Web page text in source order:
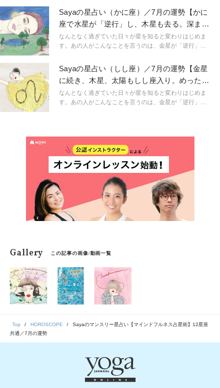
い。こんなにも気持ちが盛り上がるのは満月だからと言
うように。星という眼鏡をもつことで、小さなささやき
や予兆にも気づき始め、「今、ここ」に集中できるよう
に。マインドフルに生きられるようになるのです。
「今、ここ」を生きるためのマインドフルネスな占星術
Sayaの星占い（かに座）／7月の運勢【かに
座で水星が「逆行」し、木星も去る。深まる
迷いは新月でリセット】
なんとなく過ぎていた日々が星を知ると変わりはじめま
す。あの人がこんなことを言うのは、金星が「逆行」し
い。こんなにも気持ちが盛り上がるのは満月だからと言
うように。星という眼鏡をもつことで、小さなささやき
や予兆にも気づき始め、「今、ここ」に集中できるよう
に。マインドフルに生きられるようになるのです。
「今、ここ」を生きるためのマインドフルネスな占星術
Sayaの星占い（しし座）／7月の運勢【金星
に続き、木星、太陽もしし座入り。めったに
ない主役シーズン！】
なんとなく過ぎていた日々が星を知ると変わりはじめま
す。あの人がこんなことを言うのは、金星が「逆行」し
に。マインドフルに生きられるようになるのです。
「今、ここ」を生きるためのマインドフルネスな占星術
です。
Gallery この記事の画像/動画一覧
Top HOROSCOPE
Sayaのマンスリー星占い【マインドフルネス占星術】12星座
共通／7月の運勢